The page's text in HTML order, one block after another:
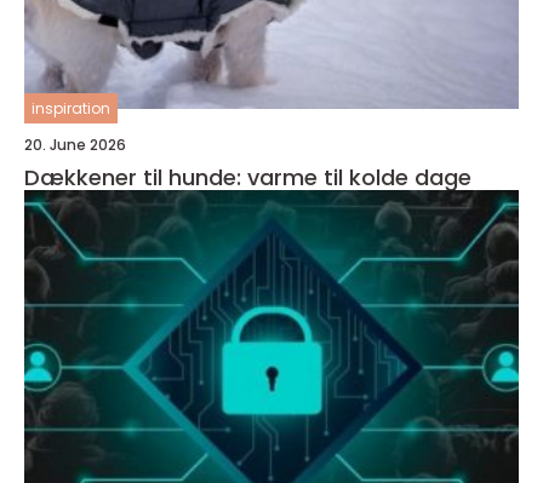
inspiration
20. June 2026
Dækkener til hunde: varme til kolde dage